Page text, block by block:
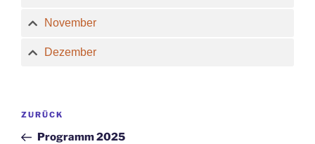
November
Dezember
Beitragsnavigation
Vorheriger
Beitrag
ZURÜCK
Programm 2025